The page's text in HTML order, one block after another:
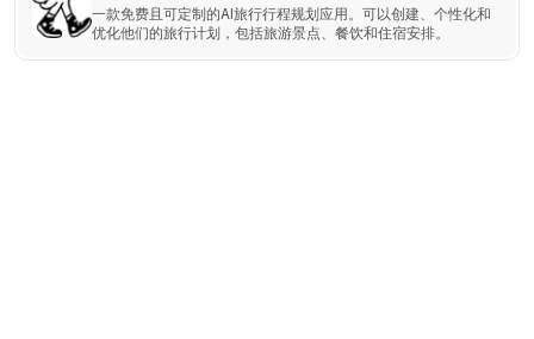
一款免费且可定制的AI旅行行程规划应用。可以创建、个性化和
优化他们的旅行计划，包括旅游景点、餐饮和住宿安排。